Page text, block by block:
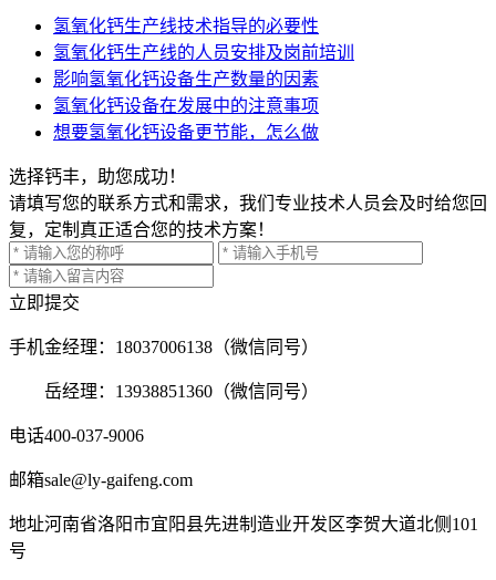
氢氧化钙生产线技术指导的必要性
氢氧化钙生产线的人员安排及岗前培训
影响氢氧化钙设备生产数量的因素
氢氧化钙设备在发展中的注意事项
想要氢氧化钙设备更节能，怎么做
选择钙丰，助您成功！
请填写您的联系方式和需求，我们专业技术人员会及时给您回
复，定制真正适合您的技术方案！
立即提交
手机金经理：18037006138（微信同号）
岳经理：13938851360（微信同号）
电话400-037-9006
邮箱sale@ly-gaifeng.com
地址河南省洛阳市宜阳县先进制造业开发区李贺大道北侧101
号